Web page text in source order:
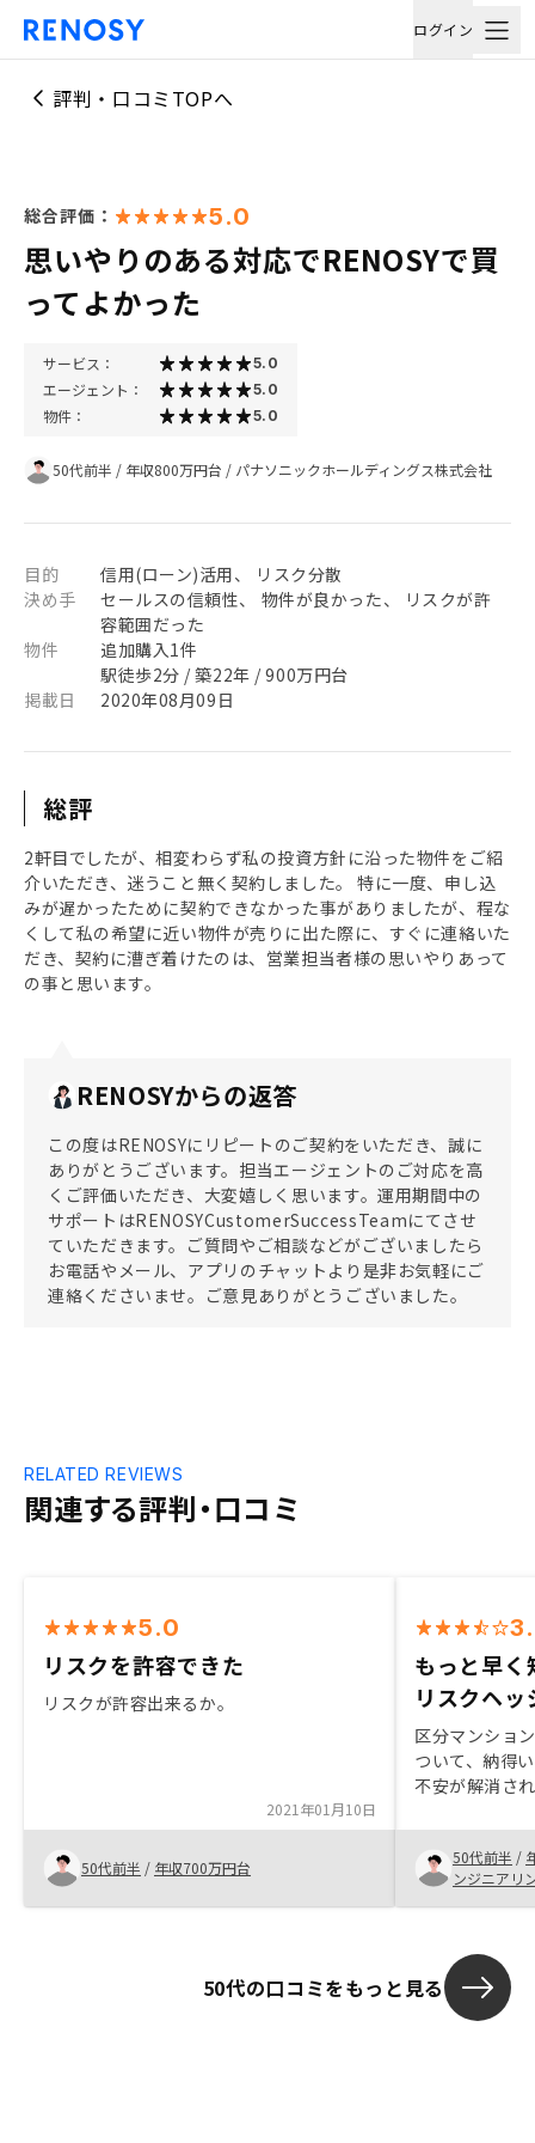
ログイン
評判・口コミTOPへ
総合評価： 5.0
思いやりのある対応でRENOSYで買
ってよかった
サービス： 5.0
エージェント： 5.0
物件： 5.0
50代前半 / 年収800万円台 / パナソニックホールディングス株式会社
目的
信用(ローン)活用、 リスク分散
決め手
セールスの信頼性、 物件が良かった、 リスクが許
容範囲だった
物件
追加購入1件
駅徒歩2分 / 築22年 / 900万円台
掲載日
2020年08月09日
総評
2軒目でしたが、相変わらず私の投資方針に沿った物件をご紹
介いただき、迷うこと無く契約しました。 特に一度、申し込
みが遅かったために契約できなかった事がありましたが、程な
くして私の希望に近い物件が売りに出た際に、すぐに連絡いた
だき、契約に漕ぎ着けたのは、営業担当者様の思いやりあって
の事と思います。
RENOSYからの返答
この度はRENOSYにリピートのご契約をいただき、誠に
ありがとうございます。担当エージェントのご対応を高
くご評価いただき、大変嬉しく思います。運用期間中の
サポートはRENOSYCustomerSuccessTeamにてさせ
ていただきます。ご質問やご相談などがございましたら
お電話やメール、アプリのチャットより是非お気軽にご
連絡くださいませ。ご意見ありがとうございました。
関連する評判・口コミ
RELATED REVIEWS
5.0
リスクを許容できた
リスクが許容出来るか。
2021年01月10日
50代前半 / 年収700万円台
もっと早く
リスクヘ
区分マンショ
ついて、納得
不安が解消さ
立地などの良
断できたので
50代前半 /
ンジニアリ
50代の口コミをもっと見る